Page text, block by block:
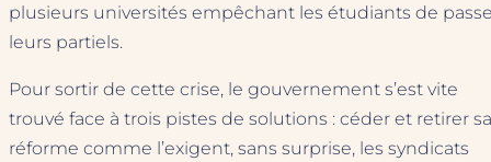
plusieurs universités empêchant les étudiants de
leurs partiels.
Pour sortir de cette crise, le gouvernement s’est vite
trouvé face à trois pistes de solutions : céder et retirer sa
réforme comme l’exigent, sans surprise, les syndicats